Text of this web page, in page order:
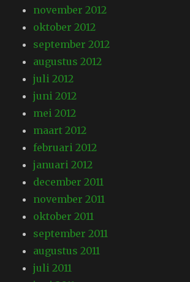
november 2012
oktober 2012
september 2012
augustus 2012
juli 2012
juni 2012
mei 2012
maart 2012
februari 2012
januari 2012
december 2011
november 2011
oktober 2011
september 2011
augustus 2011
juli 2011